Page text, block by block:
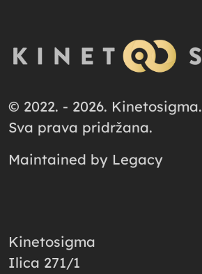
© 2022. - 2026. Kinetosigma.
Sva prava pridržana.
Maintained by Legacy
Kinetosigma
Ilica 271/1